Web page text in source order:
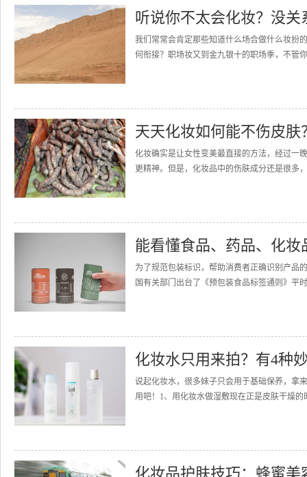
听说你不太会化妆？没
我们常常会肯定那些知道什么场合做什么妆扮
何衔接？职场妆又到金九银十的职场季，不管
天天化妆如何能不伤皮肤
化妆确实是让女性变美最直接的方法，经过一
更精神。但是，化妆品中的伤肤成分还是很多
能看懂食品、药品、化
为了规范包装标识，帮助消费者正确识别产品
国有关部门出台了《预包装食品标签通则》平
化妆水只用来拍？有4种
说起化妆水，很多妹子只会用于基础保养，拿
用吧！1、用化妆水做湿敷现在正是皮肤干燥
化妆品护肤技巧：蜂蜜美